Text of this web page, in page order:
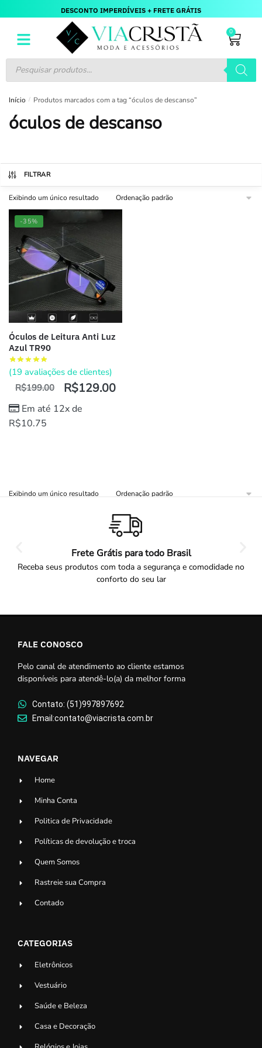
DESCONTO IMPERDÍVEIS + FRETE GRÁTIS
0
Início / Produtos marcados com a tag “óculos de descanso”
óculos de descanso
FILTRAR
Exibindo um único resultado
-35%
Óculos de Leitura Anti Luz
Azul TR90
(19 avaliações de clientes)
R$199.00 R$129.00
Em até 12x de
R$10.75
Exibindo um único resultado
Frete Grátis para todo Brasil
Receba seus produtos com toda a segurança e comodidade no
conforto do seu lar
FALE CONOSCO
Pelo canal de atendimento ao cliente estamos
disponíveis para atendê-lo(a) da melhor forma
Contato: (51)997897692
Email:contato@viacrista.com.br
NAVEGAR
Home
Minha Conta
Politica de Privacidade
Políticas de devolução e troca
Quem Somos
Rastreie sua Compra
Contado
CATEGORIAS
Eletrônicos
Vestuário
Saúde e Beleza
Casa e Decoração